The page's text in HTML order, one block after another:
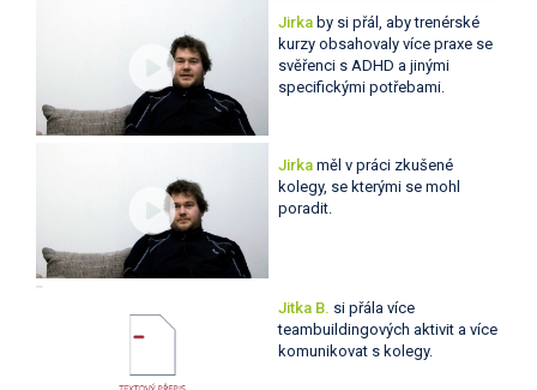
Jirka by si přál, aby trenérské
kurzy obsahovaly více praxe se
svěřenci s ADHD a jinými
specifickými potřebami.
Jirka měl v práci zkušené
kolegy, se kterými se mohl
poradit.
Jitka B. si přála více
teambuildingových aktivit a více
komunikovat s kolegy.